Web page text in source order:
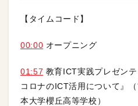
【タイムコード】
00:00 オープニング
01:57 教育ICT実践プレゼン
コロナのICT活用について』
本大学櫻丘高等学校）